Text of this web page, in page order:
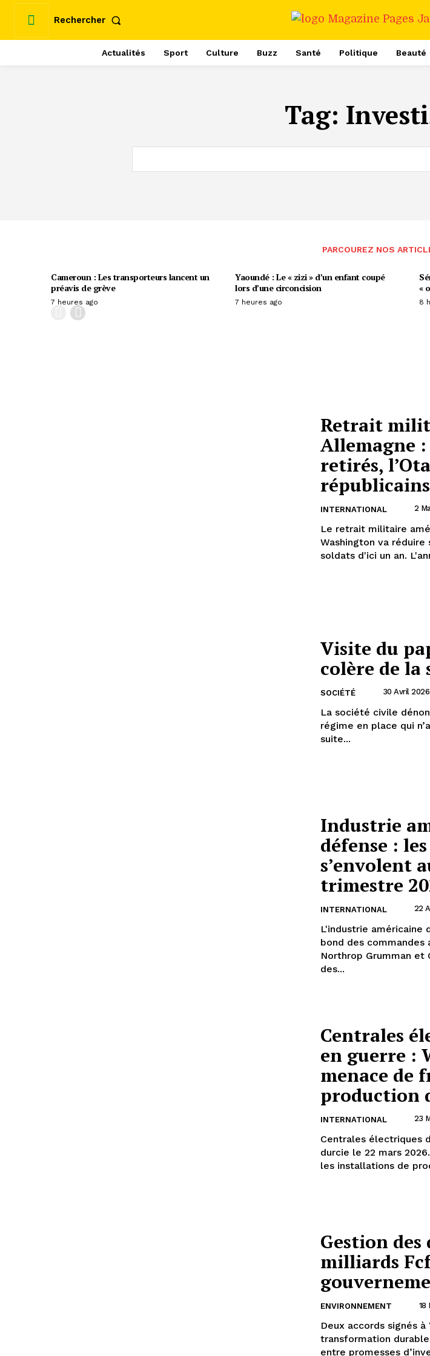
Rechercher
Actualités Sport Culture Buzz Santé Politique Beauté
Tag:
PARCOUREZ NOS
Cameroun : Les transporteurs lancent un
préavis de grève
7 heures ago
Yaoundé : Le « zizi » d’un enfant coupé
lors d’une circoncision
7 heures ago
«
8
Retrait
Allemagne :
retirés,
INTERNATIONAL 2
Le retrait militaire
Washington va
soldats d'ici un an.
Visite du
colère de la
SOCIÉTÉ 30 Avril 2026
La société civile
régime en place qui
suite...
Industrie
défense :
s’envolent
trimestre
INTERNATIONAL 22
L'industrie américaine
bond des commandes
Northrop Grumman et
des...
Centrales
en guerre :
menace de
production
INTERNATIONAL 23
Centrales électriques
durcie le 22 mars
les installations de
Gestion des
milliards
ENVIRONNEMENT 18
Deux accords signés à
transformation
entre promesses